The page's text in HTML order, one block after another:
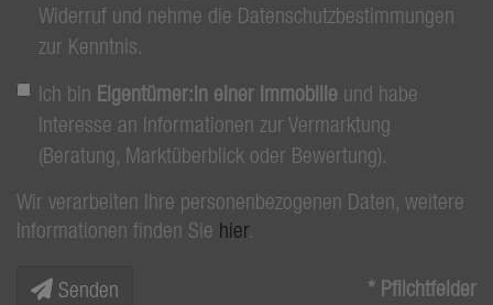
Widerruf und nehme die Datenschutzbestimmungen
zur Kenntnis.
Ich bin Eigentümer:in einer Immobilie und habe
Interesse an Informationen zur Vermarktung
(Beratung, Marktüberblick oder Bewertung).
Wir verarbeiten Ihre personenbezogenen Daten, weitere
Informationen finden Sie hier.
Senden * Pflichtfelder